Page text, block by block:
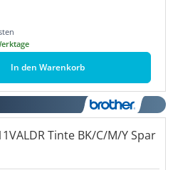
In den Warenkorb